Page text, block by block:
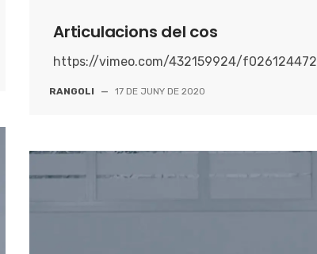
Articulacions del cos
https://vimeo.com/432159924/f026124472
RANGOLI — 17 DE JUNY DE 2020